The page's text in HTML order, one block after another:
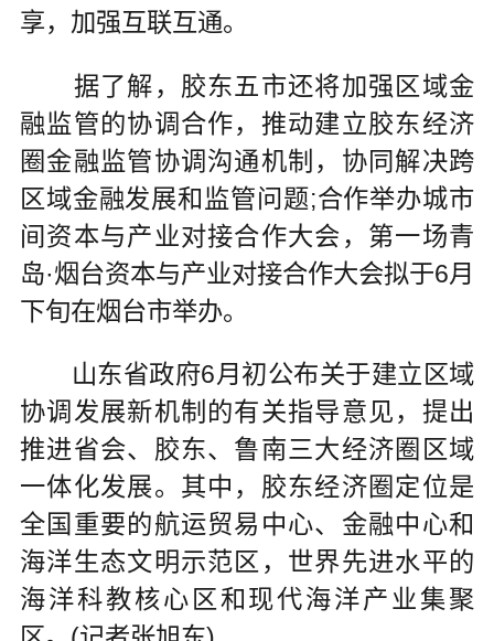
享，加强互联互通。
据了解，胶东五市还将加强区域金
融监管的协调合作，推动建立胶东经济
圈金融监管协调沟通机制，协同解决跨
区域金融发展和监管问题;合作举办城市
间资本与产业对接合作大会，第一场青
岛·烟台资本与产业对接合作大会拟于6月
下旬在烟台市举办。
山东省政府6月初公布关于建立区域
协调发展新机制的有关指导意见，提出
推进省会、胶东、鲁南三大经济圈区域
一体化发展。其中，胶东经济圈定位是
全国重要的航运贸易中心、金融中心和
海洋生态文明示范区，世界先进水平的
海洋科教核心区和现代海洋产业集聚